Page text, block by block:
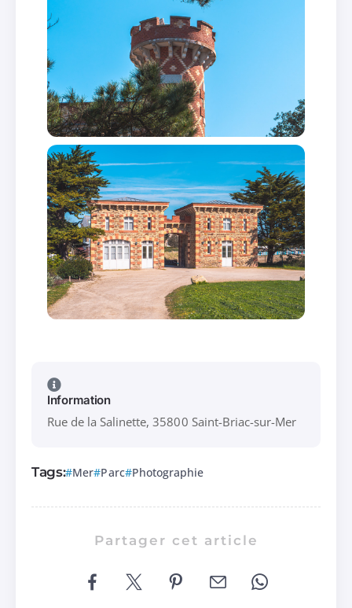
Information
Rue de la Salinette, 35800 Saint-Briac-sur-Mer
Tags: Mer Parc Photographie
Partager cet article